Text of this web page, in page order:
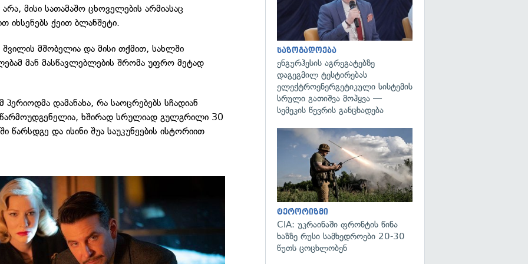
მისი სათამაშო ცხოველების არმიასაც
იხსენებს ქეით ბლანშეტი.
მშობელია და მისი თქმით, სახლში
მან მასწავლებლების შრომა უფრო მეტად
პერიოდმა დამანახა, რა საოცრებებს სჩადიან
ხშირად სრულიად გულგრილი 30
წარსდგე და ისინი შუა საუკუნეების ისტორიით
საზოგადოება
ენგურჰესის აგრეგატებზე
დაგეგმილ ტესტირებას
ელექტროენერგეტიკული სისტემის
სრული გათიშვა მოჰყვა —
სემეკის წევრის განცხადება
ტერორიზმი
CIA: უკრაინაში ფრონტის წინა
ხაზზე რუსი სამხედროები 20-30
წუთს ცოცხლობენ